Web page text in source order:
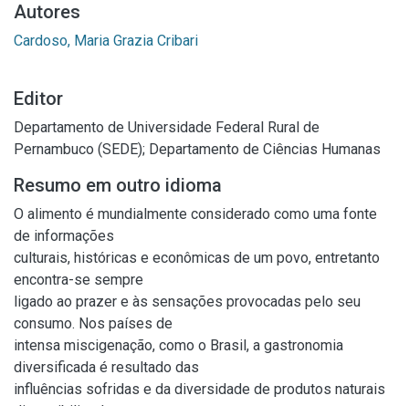
Autores
Cardoso, Maria Grazia Cribari
Editor
Departamento de Universidade Federal Rural de
Pernambuco (SEDE); Departamento de Ciências Humanas
Resumo em outro idioma
O alimento é mundialmente considerado como uma fonte
de informações
culturais, históricas e econômicas de um povo, entretanto
encontra-se sempre
ligado ao prazer e às sensações provocadas pelo seu
consumo. Nos países de
intensa miscigenação, como o Brasil, a gastronomia
diversificada é resultado das
influências sofridas e da diversidade de produtos naturais